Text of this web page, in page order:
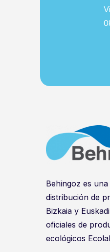
Behingoz es
distribución de
Bizkaia y
oficiales de
ecológicos